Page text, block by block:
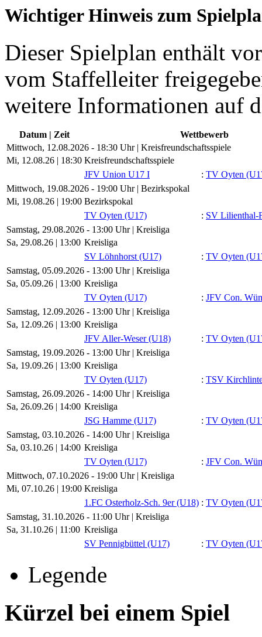
Wichtiger Hinweis zum
Dieser Spielplan enthält
vom Staffelleiter
weitere Informationen auf
Datum | Zeit
Wettbewerb
Mittwoch, 12.08.2026 - 18:30 Uhr | Kreisfreundschaftsspiele
Mi, 12.08.26 | 18:30 Kreisfreundschaftsspiele
JFV Union U17 I
: TV Oyten
Mittwoch, 19.08.2026 - 19:00 Uhr | Bezirkspokal
Mi, 19.08.26 | 19:00 Bezirkspokal
TV Oyten (U17)
: SV Lilienthal-
Samstag, 29.08.2026 - 13:00 Uhr | Kreisliga
Sa, 29.08.26 | 13:00 Kreisliga
SV Löhnhorst (U17)
: TV Oyten
Samstag, 05.09.2026 - 13:00 Uhr | Kreisliga
Sa, 05.09.26 | 13:00 Kreisliga
TV Oyten (U17)
: JFV Con.
Samstag, 12.09.2026 - 13:00 Uhr | Kreisliga
Sa, 12.09.26 | 13:00 Kreisliga
JFV Aller-Weser (U18)
: TV Oyten
Samstag, 19.09.2026 - 13:00 Uhr | Kreisliga
Sa, 19.09.26 | 13:00 Kreisliga
TV Oyten (U17)
: TSV
Samstag, 26.09.2026 - 14:00 Uhr | Kreisliga
Sa, 26.09.26 | 14:00 Kreisliga
JSG Hamme (U17)
: TV Oyten
Samstag, 03.10.2026 - 14:00 Uhr | Kreisliga
Sa, 03.10.26 | 14:00 Kreisliga
TV Oyten (U17)
: JFV Con.
Mittwoch, 07.10.2026 - 19:00 Uhr | Kreisliga
Mi, 07.10.26 | 19:00 Kreisliga
1.FC Osterholz-Sch. 9er (U18) : TV Oyten
Samstag, 31.10.2026 - 11:00 Uhr | Kreisliga
Sa, 31.10.26 | 11:00 Kreisliga
SV Pennigbüttel (U17)
: TV Oyten
Legende
Kürzel bei einem Spiel